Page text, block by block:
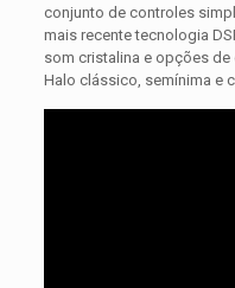
conjunto de controles
mais recente tecnologia
som cristalina e opções
Halo clássico, semínima e